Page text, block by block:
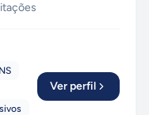
Ver perfil